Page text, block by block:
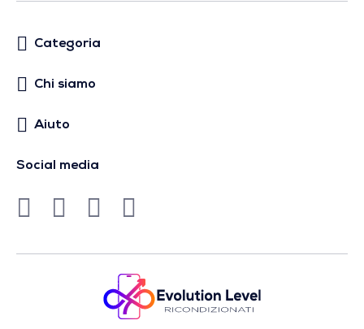
Categoria
Chi siamo
Aiuto
Social media